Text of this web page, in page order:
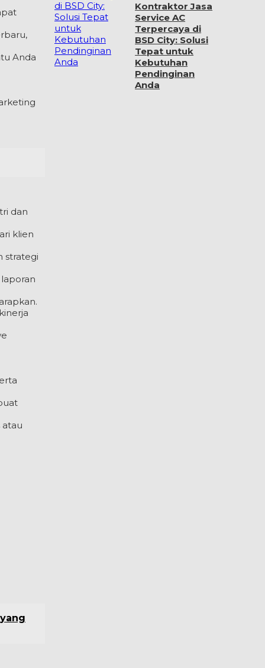
Anda
dan
klien
strategi
atau
Kontraktor Jasa
Service AC
Terpercaya di
BSD City: Solusi
Tepat untuk
Kebutuhan
Pendinginan
Anda